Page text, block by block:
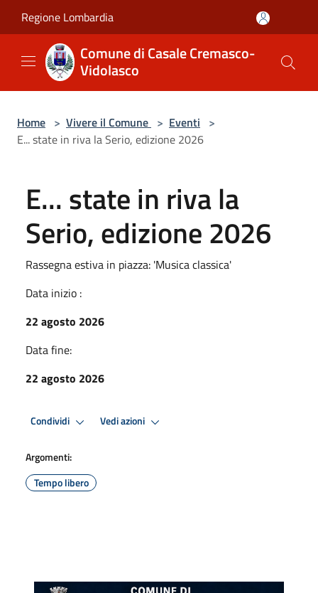
Regione Lombardia
Comune di Casale Cremasco-
Vidolasco
Home > Vivere il Comune > Eventi >
E... state in riva la Serio, edizione 2026
E... state in riva la
Serio, edizione 2026
Rassegna estiva in piazza: 'Musica classica'
Data inizio :
22 agosto 2026
Data fine:
22 agosto 2026
Condividi Vedi azioni
Argomenti:
Tempo libero